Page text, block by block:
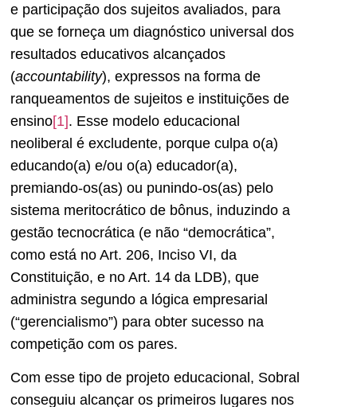
e participação dos sujeitos avaliados, para
que se forneça um diagnóstico universal dos
resultados educativos alcançados
(accountability), expressos na forma de
ranqueamentos de sujeitos e instituições de
ensino[1]. Esse modelo educacional
neoliberal é excludente, porque culpa o(a)
educando(a) e/ou o(a) educador(a),
premiando-os(as) ou punindo-os(as) pelo
sistema meritocrático de bônus, induzindo a
gestão tecnocrática (e não “democrática”,
como está no Art. 206, Inciso VI, da
Constituição, e no Art. 14 da LDB), que
administra segundo a lógica empresarial
(“gerencialismo”) para obter sucesso na
competição com os pares.
Com esse tipo de projeto educacional, Sobral
conseguiu alcançar os primeiros lugares nos